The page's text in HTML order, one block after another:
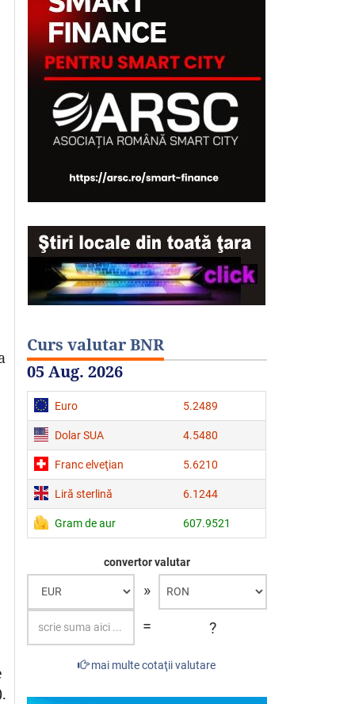
Curs valutar BNR
05 Aug. 2026
Euro 5.2489
Dolar SUA 4.5480
Franc elveţian 5.6210
Liră sterlină 6.1244
Gram de aur 607.9521
convertor valutar
»
=
?
mai multe cotaţii valutare